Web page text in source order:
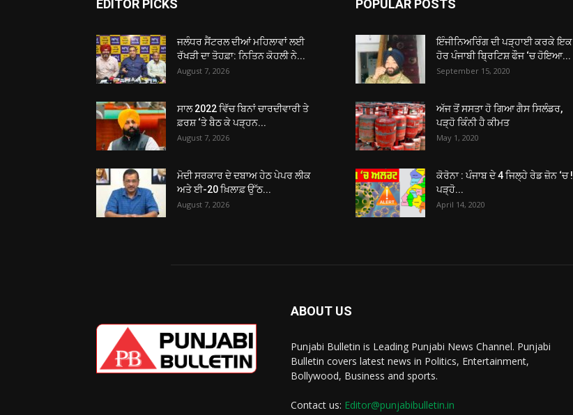
EDITOR PICKS
ਜਲੰਧਰ ਸੈਂਟਰਲ ਦੀਆਂ ਮਹਿਲਾਵਾਂ ਲਈ
ਰੱਖੜੀ ਦਾ ਤੋਹਫ਼ਾ: ਨਿਤਿਨ ਕੋਹਲੀ ਨੇ...
August 7, 2026
ਸਾਲ 2022 ਵਿੱਚ ਬਿਨਾਂ ਚਾਰਦੀਵਾਰੀ ਤੇ
ਫ਼ਰਸ਼ ‘ਤੇ ਬੈਠ ਕੇ ਪੜ੍ਹਨ...
August 7, 2026
ਮੋਦੀ ਸਰਕਾਰ ਦੇ ਦਬਾਅ ਹੇਠ ਪੇਪਰ ਲੀਕ
ਅਤੇ ਈ-20 ਖ਼ਿਲਾਫ਼ ਉੱਠ...
August 7, 2026
POPULAR POSTS
ਇੰਜੀਨਿਅਰਿੰਗ ਦੀ ਪੜ੍ਹਾਈ ਕਰਕੇ ਇਕ
ਹੋਰ ਪੰਜਾਬੀ ਬ੍ਰਿਟਿਸ਼ ਫੌਜ ‘ਚ ਹੋਇਆ...
September 15, 2020
ਅੱਜ ਤੋਂ ਸਸਤਾ ਹੋ ਗਿਆ ਗੈਸ ਸਿਲੰਡਰ,
ਪੜ੍ਹੋ ਕਿੰਨੀ ਹੈ ਕੀਮਤ
May 1, 2020
ਕੋਰੋਨਾ : ਪੰਜਾਬ ਦੇ 4 ਜਿਲ੍ਹੇ ਰੇਡ ਜ਼ੋਨ ‘ਚ !
ਪੜ੍ਹੋ...
April 14, 2020
ABOUT US
Punjabi Bulletin is Leading Punjabi News Channel. Punjabi
Bulletin covers latest news in Politics, Entertainment,
Bollywood, Business and sports.
Contact us: Editor@punjabibulletin.in